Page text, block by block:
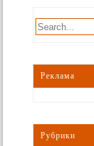
Реклама
Рубрики